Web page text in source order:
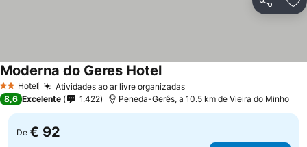
Partilhar
2 Estrelas
Hotel Atividades ao ar livre organizadasVer preços
Moderna do Geres HotelVer preços
8,6 Excelente 1.422 Peneda-Gerês, a 10.5 km de Vieira do Minho
De € 92